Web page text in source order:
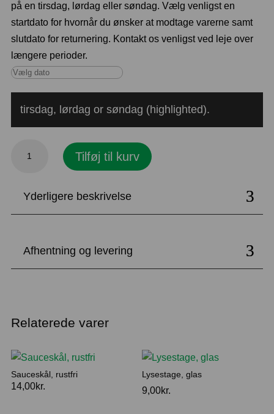
på en tirsdag, lørdag eller søndag. Vælg venligst en
startdato for hvornår du ønsker at modtage varerne samt
slutdato for returnering. Kontakt os venligst ved leje over
længere perioder.
tirsdag, lørdag or søndag (highlighted).
hvid
firkantet
Tilføj til kurv
Yderligere beskrivelse
Afhentning og levering
Relaterede varer
Sauceskål, rustfri
14,00kr.
Lysestage, glas
9,00kr.